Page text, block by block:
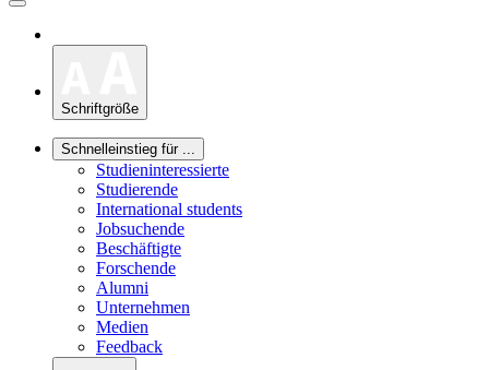
Schriftgröße
Schnelleinstieg für ...
Studieninteressierte
Studierende
International students
Jobsuchende
Beschäftigte
Forschende
Alumni
Unternehmen
Medien
Feedback